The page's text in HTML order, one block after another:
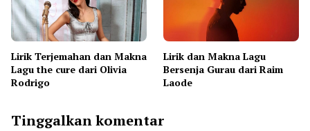
Lirik Terjemahan dan Makna
Lagu the cure dari Olivia
Rodrigo
Lirik dan Makna Lagu
Bersenja Gurau dari Raim
Laode
Tinggalkan komentar